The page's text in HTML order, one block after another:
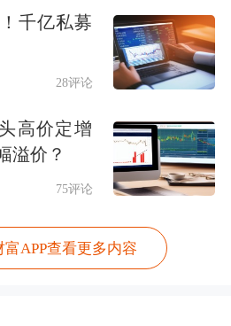
口2.48万亿元，增长
亿元，增长20.6%。前
值16.23万亿元，同比
，出口9.33万亿元，
口6.9万亿元，增长
员关联境外邮轮疫情
千亿私募
28评论
高价定增
溢价？
75评论
APP查看更多内容